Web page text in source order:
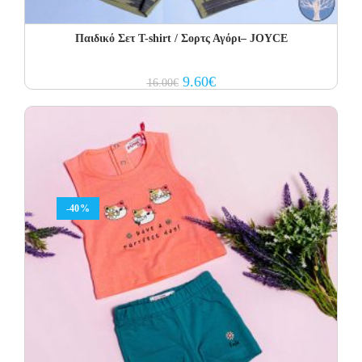
Παιδικό Σετ Τ-shirt / Σορτς Αγόρι– JOYCE
16.00€ Original
price
9.60€Current
price
-40%